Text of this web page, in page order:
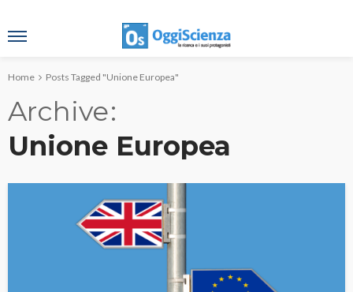
Home Posts Tagged "Unione Europea"
Archive
Unione Europea